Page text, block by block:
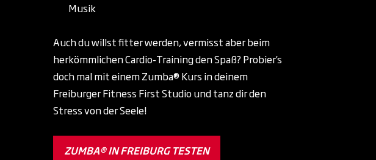
Musik
Auch du willst fitter werden, vermisst aber beim
herkömmlichen Cardio-Training den Spaß? Probier’s
doch mal mit einem Zumba® Kurs in deinem
Freiburger Fitness First Studio und tanz dir den
Stress von der Seele!
ZUMBA® IN FREIBURG TESTEN